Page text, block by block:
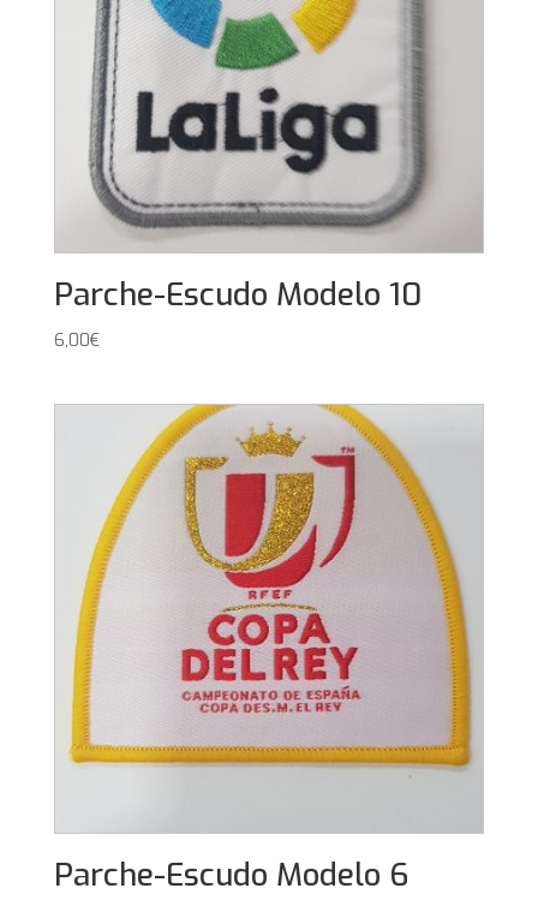
Parche-Escudo Modelo 10
6,00€
Parche-Escudo Modelo 6